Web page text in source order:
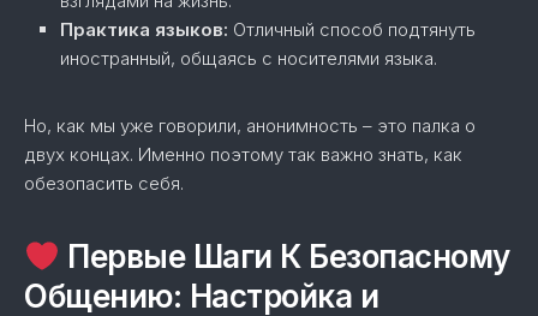
Практика языков: Отличный способ подтянуть
иностранный, общаясь с носителями языка.
Но, как мы уже говорили, анонимность – это палка о
двух концах. Именно поэтому так важно знать, как
обезопасить себя.
Первые Шаги К Безопасному
Общению: Настройка и